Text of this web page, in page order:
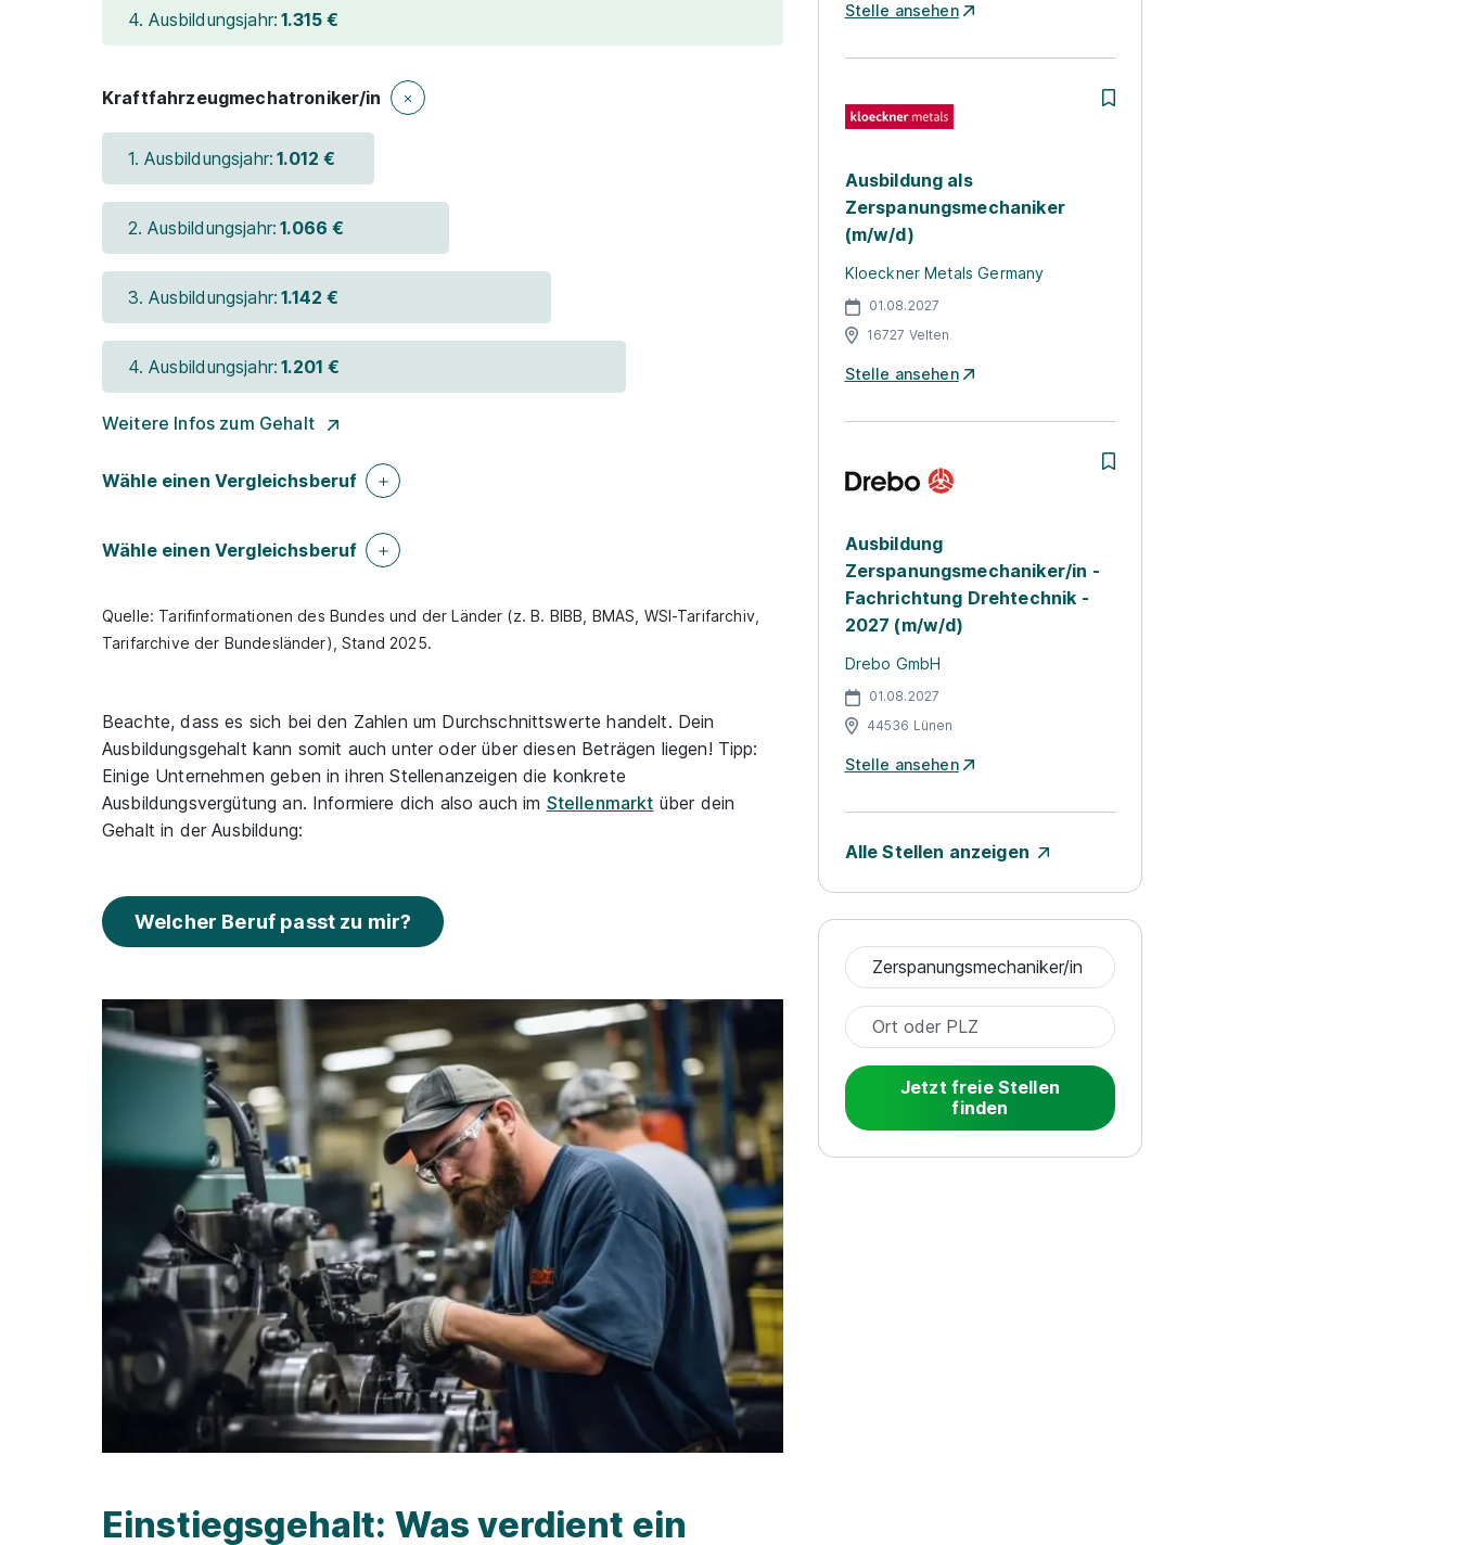
4. Ausbildungsjahr: 1.315 €
Kraftfahrzeugmechatroniker/in
1. Ausbildungsjahr: 1.012 €
2. Ausbildungsjahr: 1.066 €
3. Ausbildungsjahr: 1.142 €
4. Ausbildungsjahr: 1.201 €
Weitere Infos zum Gehalt
Wähle einen Vergleichsberuf
Wähle einen Vergleichsberuf
Quelle: Tarifinformationen des Bundes und der Länder (z. B. BIBB, BMAS, WSI-Tarifarchiv,
Tarifarchive der Bundesländer), Stand 2025.
Beachte, dass es sich bei den Zahlen um Durchschnittswerte handelt. Dein
Ausbildungsgehalt kann somit auch unter oder über diesen Beträgen liegen! Tipp:
Einige Unternehmen geben in ihren Stellenanzeigen die konkrete
Ausbildungsvergütung an. Informiere dich also auch im Stellenmarkt über dein
Gehalt in der Ausbildung:
Welcher Beruf passt zu mir?
Einstiegsgehalt: Was verdient ein
Stelle ansehen
Ausbildung als
Zerspanungsmechaniker
(m/w/d)
Kloeckner Metals Germany
01.08.2027
16727 Velten
Stelle ansehen
Ausbildung
Zerspanungsmechaniker/in -
Fachrichtung Drehtechnik -
2027 (m/w/d)
Drebo GmbH
01.08.2027
44536 Lünen
Stelle ansehen
Alle Stellen anzeigen
Jetzt freie Stellen
finden